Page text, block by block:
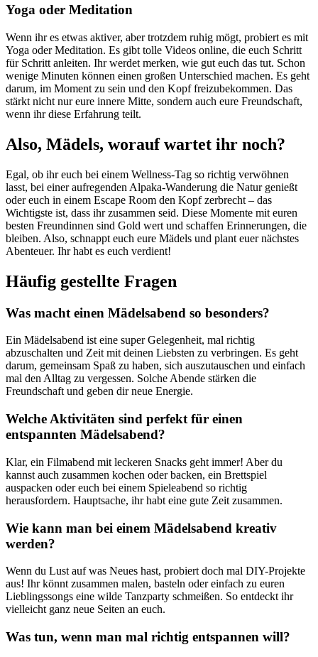
Yoga oder Meditation
Wenn ihr es etwas aktiver, aber trotzdem ruhig mögt, probiert es mit
Yoga oder Meditation. Es gibt tolle Videos online, die euch Schritt
für Schritt anleiten. Ihr werdet merken, wie gut euch das tut. Schon
wenige Minuten können einen großen Unterschied machen. Es geht
darum, im Moment zu sein und den Kopf freizubekommen. Das
stärkt nicht nur eure innere Mitte, sondern auch eure Freundschaft,
wenn ihr diese Erfahrung teilt.
Also, Mädels, worauf wartet ihr noch?
Egal, ob ihr euch bei einem Wellness-Tag so richtig verwöhnen
lasst, bei einer aufregenden Alpaka-Wanderung die Natur genießt
oder euch in einem Escape Room den Kopf zerbrecht – das
Wichtigste ist, dass ihr zusammen seid. Diese Momente mit euren
besten Freundinnen sind Gold wert und schaffen Erinnerungen, die
bleiben. Also, schnappt euch eure Mädels und plant euer nächstes
Abenteuer. Ihr habt es euch verdient!
Häufig gestellte Fragen
Was macht einen Mädelsabend so besonders?
Ein Mädelsabend ist eine super Gelegenheit, mal richtig
abzuschalten und Zeit mit deinen Liebsten zu verbringen. Es geht
darum, gemeinsam Spaß zu haben, sich auszutauschen und einfach
mal den Alltag zu vergessen. Solche Abende stärken die
Freundschaft und geben dir neue Energie.
Welche Aktivitäten sind perfekt für einen
entspannten Mädelsabend?
Klar, ein Filmabend mit leckeren Snacks geht immer! Aber du
kannst auch zusammen kochen oder backen, ein Brettspiel
auspacken oder euch bei einem Spieleabend so richtig
herausfordern. Hauptsache, ihr habt eine gute Zeit zusammen.
Wie kann man bei einem Mädelsabend kreativ
werden?
Wenn du Lust auf was Neues hast, probiert doch mal DIY-Projekte
aus! Ihr könnt zusammen malen, basteln oder einfach zu euren
Lieblingssongs eine wilde Tanzparty schmeißen. So entdeckt ihr
vielleicht ganz neue Seiten an euch.
Was tun, wenn man mal richtig entspannen will?